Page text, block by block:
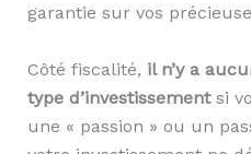
garantie sur vos
Côté fiscalité, il n’y a
type d’investissementsi
une « passion » ou un